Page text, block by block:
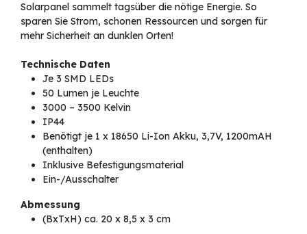
Solarpanel sammelt tagsüber die nötige Energie. So
sparen Sie Strom, schonen Ressourcen und sorgen für
mehr Sicherheit an dunklen Orten!
Technische Daten
Je 3 SMD LEDs
50 Lumen je Leuchte
3000 – 3500 Kelvin
IP44
Benötigt je 1 x 18650 Li-Ion Akku, 3,7V, 1200mAH
(enthalten)
Inklusive Befestigungsmaterial
Ein-/Ausschalter
Abmessung
(BxTxH) ca. 20 x 8,5 x 3 cm